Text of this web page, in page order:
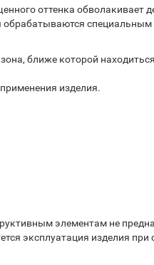
оттенка обволакивает
обрабатываются
ближе которой
изделия.
элементам не
эксплуатация изделия